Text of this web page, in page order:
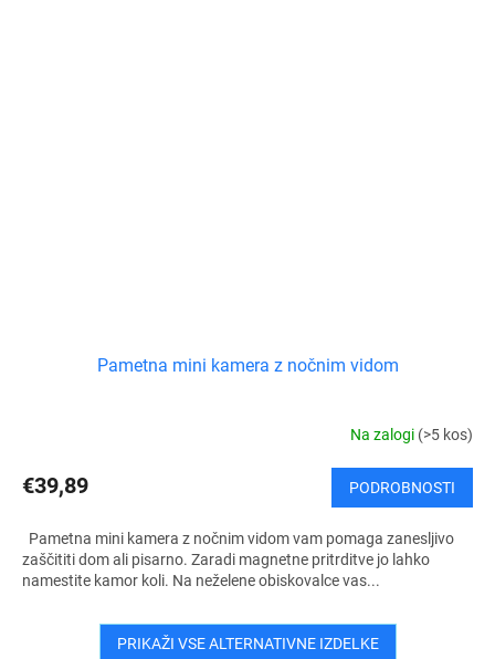
Pametna mini kamera z nočnim vidom
Na zalogi (>5 kos)
€39,89 PODROBNOSTI
Pametna mini kamera z nočnim vidom vam pomaga zanesljivo
zaščititi dom ali pisarno. Zaradi magnetne pritrditve jo lahko
namestite kamor koli. Na neželene obiskovalce vas...
PRIKAŽI VSE ALTERNATIVNE IZDELKE